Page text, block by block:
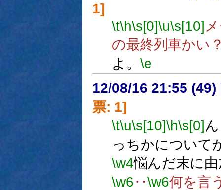
1]
\t\h\s[0]\u\s[10]
の最終列車かい
よ。 \e
12/08/16 21:55 (49)
票: 1]
\t\u\s[10]\h\s[0]
っちかについて
\w4悩んだ末に
\w6‥\w6何を言